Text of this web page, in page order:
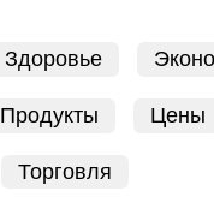
Здоровье
Продукты Цены
Торговля